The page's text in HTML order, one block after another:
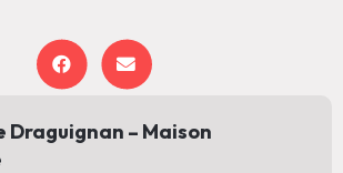
Draguignan – Maison